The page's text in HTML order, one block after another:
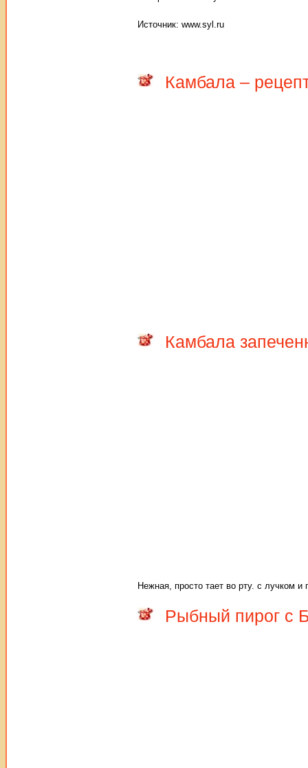
Источник: www.syl.ru
Камбала –
Камбала
Нежная, просто тает во рту. с лучком
Рыбный пирог с